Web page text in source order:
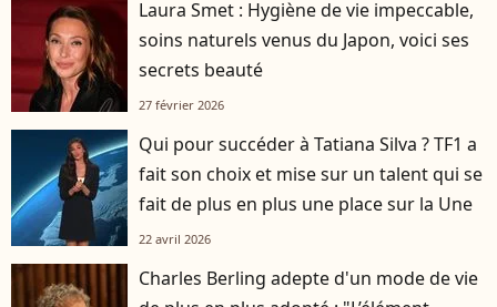
Laura Smet : Hygiène de vie impeccable,
soins naturels venus du Japon, voici ses
secrets beauté
27 février 2026
Qui pour succéder à Tatiana Silva ? TF1 a
fait son choix et mise sur un talent qui se
fait de plus en plus une place sur la Une
22 avril 2026
Charles Berling adepte d'un mode de vie